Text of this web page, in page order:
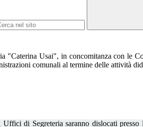
"Caterina Usai", in concomitanza con le
comunali al termine delle attività
di Segreteria saranno dislocati